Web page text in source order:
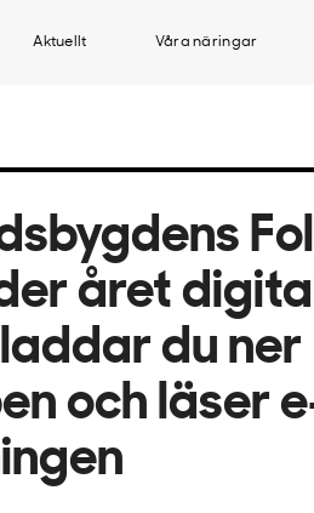
Aktuellt Våra näringar
året
du ner
och läser